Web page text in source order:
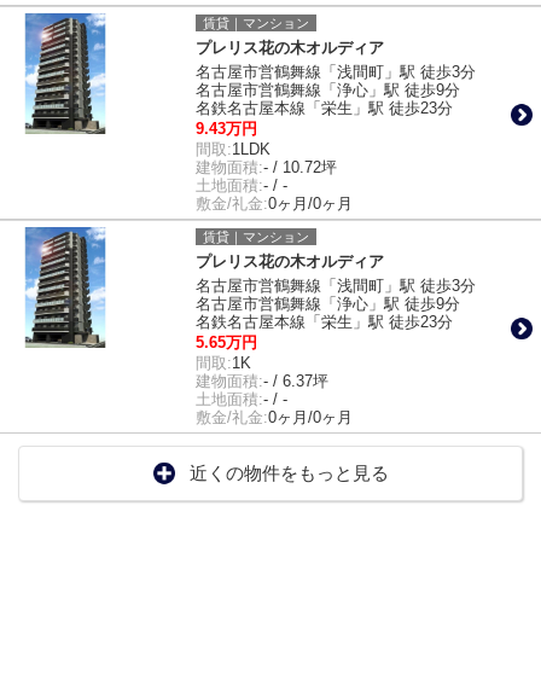
賃貸｜マンション
プレリス花の木オルディア
名古屋市営鶴舞線「浅間町」駅 徒歩3分
名古屋市営鶴舞線「浄心」駅 徒歩9分
名鉄名古屋本線「栄生」駅 徒歩23分
9.43万円
間取:1LDK
建物面積:- / 10.72坪
土地面積:- / -
敷金/礼金:0ヶ月/0ヶ月
賃貸｜マンション
プレリス花の木オルディア
名古屋市営鶴舞線「浅間町」駅 徒歩3分
名古屋市営鶴舞線「浄心」駅 徒歩9分
名鉄名古屋本線「栄生」駅 徒歩23分
5.65万円
間取:1K
建物面積:- / 6.37坪
土地面積:- / -
敷金/礼金:0ヶ月/0ヶ月
近くの物件をもっと見る